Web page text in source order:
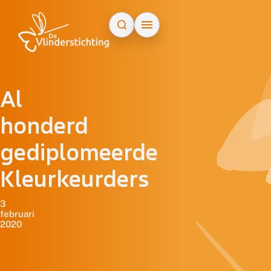
Al
honderd
gediplomeerde
Kleurkeurders
3
februari
2020